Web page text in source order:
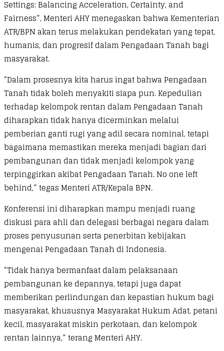
Settings: Balancing Acceleration, Certainty, and
Fairness”, Menteri AHY menegaskan bahwa Kementerian
ATR/BPN akan terus melakukan pendekatan yang tepat,
humanis, dan progresif dalam Pengadaan Tanah bagi
masyarakat.
“Dalam prosesnya kita harus ingat bahwa Pengadaan
Tanah tidak boleh menyakiti siapa pun. Kepedulian
terhadap kelompok rentan dalam Pengadaan Tanah
diharapkan tidak hanya dicerminkan melalui
pemberian ganti rugi yang adil secara nominal, tetapi
bagaimana memastikan mereka menjadi bagian dari
pembangunan dan tidak menjadi kelompok yang
terpinggirkan akibat Pengadaan Tanah. No one left
behind,” tegas Menteri ATR/Kepala BPN.
Konferensi ini diharapkan mampu menjadi ruang
diskusi para ahli dan delegasi berbagai negara dalam
proses penyusunan serta penerbitan kebijakan
mengenai Pengadaan Tanah di Indonesia.
“Tidak hanya bermanfaat dalam pelaksanaan
pembangunan ke depannya, tetapi juga dapat
memberikan perlindungan dan kepastian hukum bagi
masyarakat, khususnya Masyarakat Hukum Adat, petani
kecil, masyarakat miskin perkotaan, dan kelompok
rentan lainnya,” terang Menteri AHY.